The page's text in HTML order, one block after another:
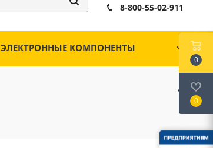
8-800-55-02-911
ЭЛЕКТРОННЫЕ КОМПОНЕНТЫ
0
0